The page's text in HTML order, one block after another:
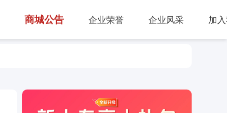
商城公告 企业荣誉 企业风采 加